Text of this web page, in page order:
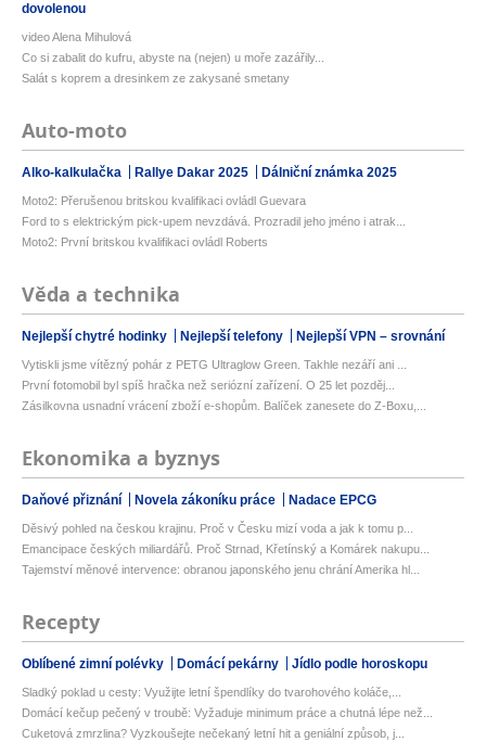
dovolenou
video Alena Mihulová
Co si zabalit do kufru, abyste na (nejen) u moře zazářily...
Salát s koprem a dresinkem ze zakysané smetany
Auto-moto
Alko-kalkulačka Rallye Dakar 2025 Dálniční známka 2025
Moto2: Přerušenou britskou kvalifikaci ovládl Guevara
Ford to s elektrickým pick-upem nevzdává. Prozradil jeho jméno i atrak...
Moto2: První britskou kvalifikaci ovládl Roberts
Věda a technika
Nejlepší chytré hodinky Nejlepší telefony Nejlepší VPN – srovnání
Vytiskli jsme vítězný pohár z PETG Ultraglow Green. Takhle nezáří ani ...
První fotomobil byl spíš hračka než seriózní zařízení. O 25 let pozděj...
Zásilkovna usnadní vrácení zboží e-shopům. Balíček zanesete do Z-Boxu,...
Ekonomika a byznys
Daňové přiznání Novela zákoníku práce Nadace EPCG
Děsivý pohled na českou krajinu. Proč v Česku mizí voda a jak k tomu p...
Emancipace českých miliardářů. Proč Strnad, Křetínský a Komárek nakupu...
Tajemství měnové intervence: obranou japonského jenu chrání Amerika hl...
Recepty
Oblíbené zimní polévky Domácí pekárny Jídlo podle horoskopu
Sladký poklad u cesty: Využijte letní špendlíky do tvarohového koláče,...
Domácí kečup pečený v troubě: Vyžaduje minimum práce a chutná lépe než...
Cuketová zmrzlina? Vyzkoušejte nečekaný letní hit a geniální způsob, j...